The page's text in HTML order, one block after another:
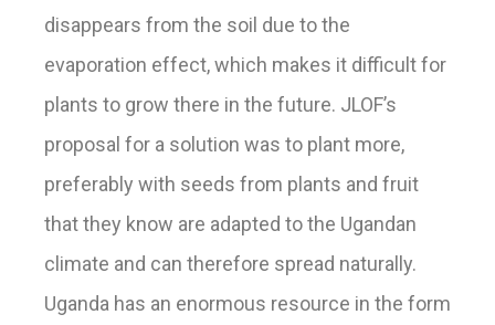
disappears from the soil due to the
evaporation effect, which makes it difficult for
plants to grow there in the future. JLOF’s
proposal for a solution was to plant more,
preferably with seeds from plants and fruit
that they know are adapted to the Ugandan
climate and can therefore spread naturally.
Uganda has an enormous resource in the form